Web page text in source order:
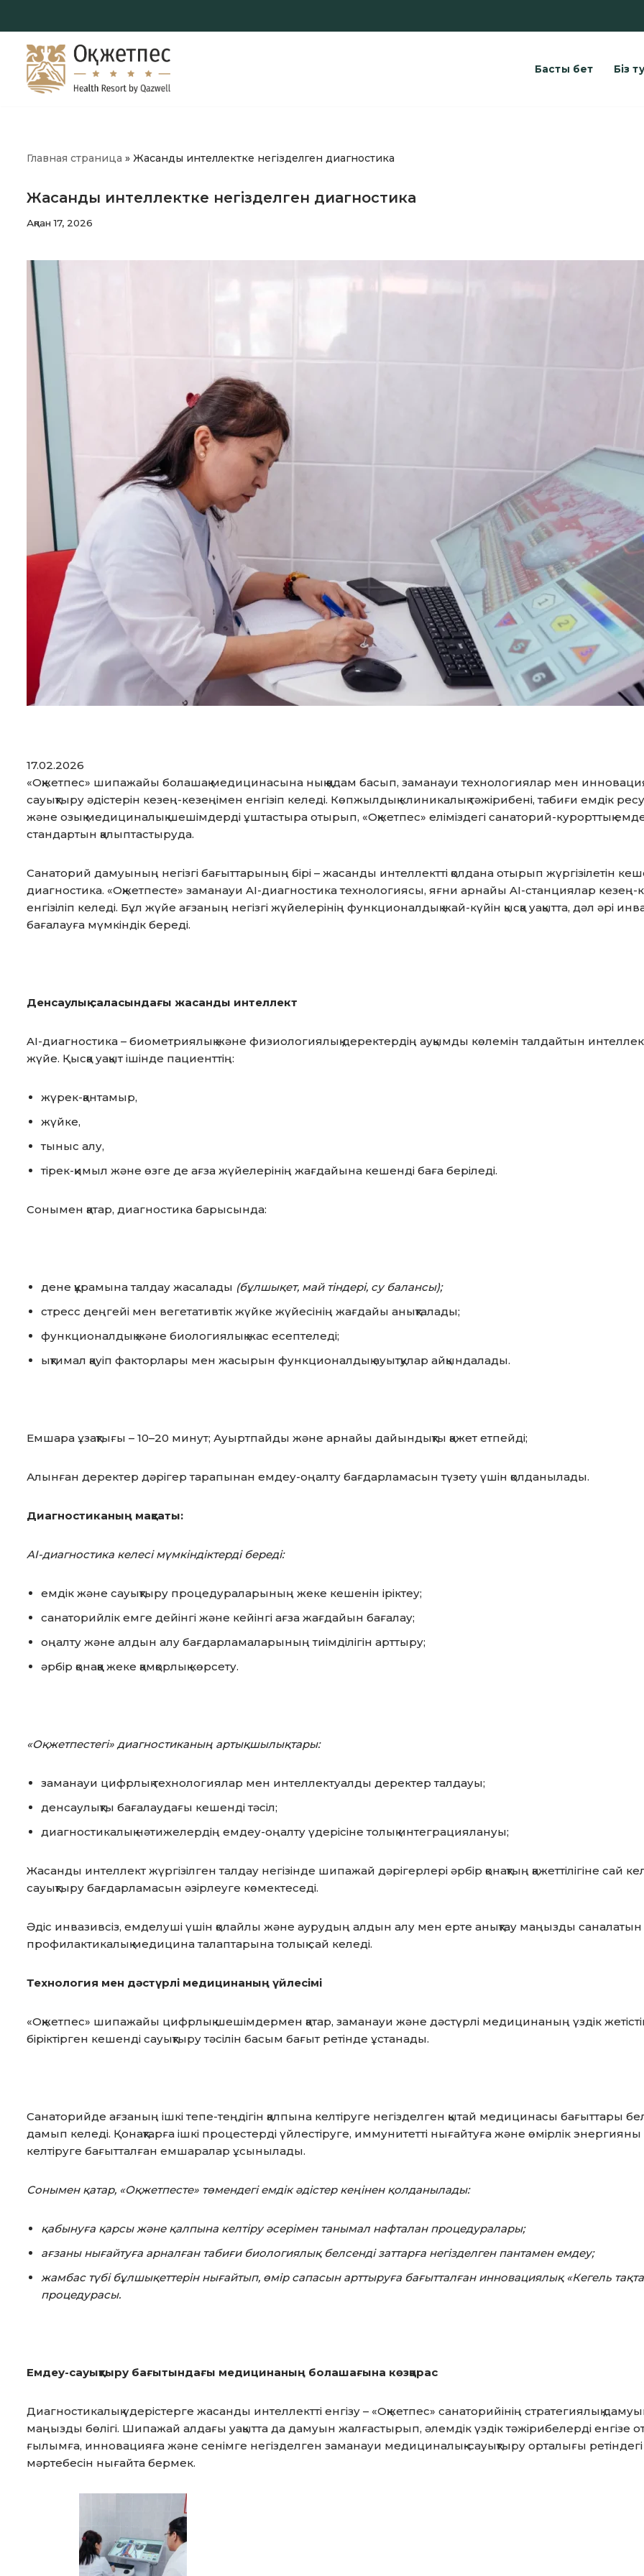
content
Басты бет Біз
Главная страница » Жасанды интеллектке негізделген диагностика
Жасанды интеллектке негізделген диагностика
Ақпан 17, 2026
17.02.2026
«Оқжетпес» шипажайы болашақ медицинасына нық қадам басып, заманауи технологиялар мен
сауықтыру әдістерін кезең-кезеңімен енгізіп келеді. Көпжылдық клиникалық тәжірибені, табиғи емдік
және озық медициналық шешімдерді ұштастыра отырып, «Оқжетпес» еліміздегі санаторий-курорттық
стандартын қалыптастыруда.
Санаторий дамуының негізгі бағыттарының бірі – жасанды интеллектті қолдана отырып жүргізілетін
диагностика. «Оқжетпесте» заманауи AI-диагностика технологиясы, яғни арнайы AI-станциялар кезең-
енгізіліп келеді. Бұл жүйе ағзаның негізгі жүйелерінің функционалдық жай-күйін қысқа уақытта, дәл әрі
бағалауға мүмкіндік береді.
Денсаулық саласындағы жасанды интеллект
AI-диагностика – биометриялық және физиологиялық деректердің ауқымды көлемін талдайтын
жүйе. Қысқа уақыт ішінде пациенттің:
жүрек-қантамыр,
жүйке,
тыныс алу,
тірек-қимыл және өзге де ағза жүйелерінің жағдайына кешенді баға беріледі.
Сонымен қатар, диагностика барысында:
дене құрамына талдау жасалады (бұлшықет, май тіндері, су балансы);
стресс деңгейі мен вегетативтік жүйке жүйесінің жағдайы анықталады;
функционалдық және биологиялық жас есептеледі;
ықтимал қауіп факторлары мен жасырын функционалдық ауытқулар айқындалады.
Емшара ұзақтығы – 10–20 минут; Ауыртпайды және арнайы дайындықты қажет етпейді;
Алынған деректер дәрігер тарапынан емдеу-оңалту бағдарламасын түзету үшін қолданылады.
Диагностиканың мақсаты:
AI-диагностика келесі мүмкіндіктерді береді:
емдік және сауықтыру процедураларының жеке кешенін іріктеу;
санаторийлік емге дейінгі және кейінгі ағза жағдайын бағалау;
оңалту және алдын алу бағдарламаларының тиімділігін арттыру;
әрбір қонаққа жеке қамқорлық көрсету.
«Оқжетпестегі» диагностиканың артықшылықтары:
заманауи цифрлық технологиялар мен интеллектуалды деректер талдауы;
денсаулықты бағалаудағы кешенді тәсіл;
диагностикалық нәтижелердің емдеу-оңалту үдерісіне толық интеграциялануы;
Жасанды интеллект жүргізілген талдау негізінде шипажай дәрігерлері әрбір қонақтың қажеттілігіне сай
сауықтыру бағдарламасын әзірлеуге көмектеседі.
Әдіс инвазивсіз, емделуші үшін қолайлы және аурудың алдын алу мен ерте анықтау маңызды саналатын
профилактикалық медицина талаптарына толық сай келеді.
Технология мен дәстүрлі медицинаның үйлесімі
«Оқжетпес» шипажайы цифрлық шешімдермен қатар, заманауи және дәстүрлі медицинаның үздік
біріктірген кешенді сауықтыру тәсілін басым бағыт ретінде ұстанады.
Санаторийде ағзаның ішкі тепе-теңдігін қалпына келтіруге негізделген қытай медицинасы бағыттары
дамып келеді. Қонақтарға ішкі процестерді үйлестіруге, иммунитетті нығайтуға және өмірлік энергияны
келтіруге бағытталған емшаралар ұсынылады.
Сонымен қатар, «Оқжетпесте» төмендегі емдік әдістер кеңінен қолданылады:
қабынуға қарсы және қалпына келтіру әсерімен танымал нафталан процедуралары;
ағзаны нығайтуға арналған табиғи биологиялық белсенді заттарға негізделген пантамен емдеу;
жамбас түбі бұлшықеттерін нығайтып, өмір сапасын арттыруға бағытталған инновациялық «Кегель
процедурасы.
Емдеу-сауықтыру бағытындағы медицинаның болашағына көзқарас
Диагностикалық үдерістерге жасанды интеллектті енгізу – «Оқжетпес» санаторийінің стратегиялық
маңызды бөлігі. Шипажай алдағы уақытта да дамуын жалғастырып, әлемдік үздік тәжірибелерді енгізе
ғылымға, инновацияға және сенімге негізделген заманауи медициналық-сауықтыру орталығы ретіндегі
мәртебесін нығайта бермек.